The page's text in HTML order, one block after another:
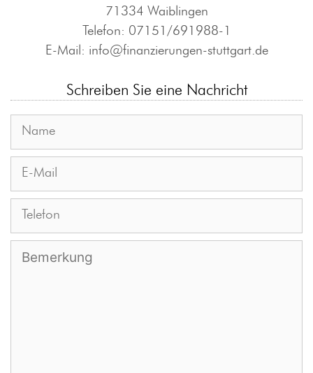
71334 Waiblingen
Telefon: 07151/691988-1
E-Mail: info@finanzierungen-stuttgart.de
Schreiben Sie eine Nachricht